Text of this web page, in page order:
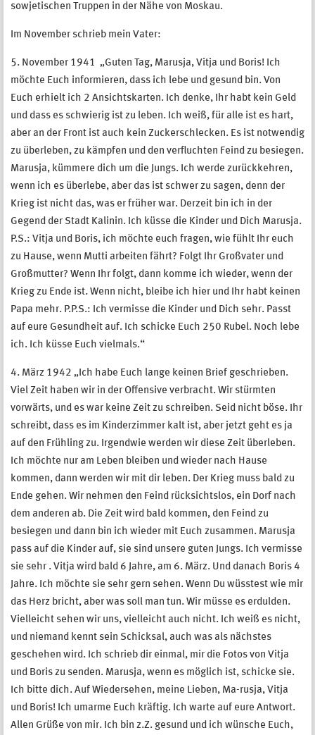
sowjetischen Truppen in der Nähe von Moskau.
Im November schrieb mein Vater:
5. November 1941 „Guten Tag, Marusja, Vitja und Boris! Ich
möchte Euch informieren, dass ich lebe und gesund bin. Von
Euch erhielt ich 2 Ansichtskarten. Ich denke, Ihr habt kein Geld
und dass es schwierig ist zu leben. Ich weiß, für alle ist es hart,
aber an der Front ist auch kein Zuckerschlecken. Es ist notwendig
zu überleben, zu kämpfen und den verfluchten Feind zu besiegen.
Marusja, kümmere dich um die Jungs. Ich werde zurückkehren,
wenn ich es überlebe, aber das ist schwer zu sagen, denn der
Krieg ist nicht das, was er früher war. Derzeit bin ich in der
Gegend der Stadt Kalinin. Ich küsse die Kinder und Dich Marusja.
P.S.: Vitja und Boris, ich möchte euch fragen, wie fühlt Ihr euch
zu Hause, wenn Mutti arbeiten fährt? Folgt Ihr Großvater und
Großmutter? Wenn Ihr folgt, dann komme ich wieder, wenn der
Krieg zu Ende ist. Wenn nicht, bleibe ich hier und Ihr habt keinen
Papa mehr. P.P.S.: Ich vermisse die Kinder und Dich sehr. Passt
auf eure Gesundheit auf. Ich schicke Euch 250 Rubel. Noch lebe
ich. Ich küsse Euch vielmals.“
4. März 1942 „Ich habe Euch lange keinen Brief geschrieben.
Viel Zeit haben wir in der Offensive verbracht. Wir stürmten
vorwärts, und es war keine Zeit zu schreiben. Seid nicht böse. Ihr
schreibt, dass es im Kinderzimmer kalt ist, aber jetzt geht es ja
auf den Frühling zu. Irgendwie werden wir diese Zeit überleben.
Ich möchte nur am Leben bleiben und wieder nach Hause
kommen, dann werden wir mit dir leben. Der Krieg muss bald zu
Ende gehen. Wir nehmen den Feind rücksichtslos, ein Dorf nach
dem anderen ab. Die Zeit wird bald kommen, den Feind zu
besiegen und dann bin ich wieder mit Euch zusammen. Marusja
pass auf die Kinder auf, sie sind unsere guten Jungs. Ich vermisse
sie sehr . Vitja wird bald 6 Jahre, am 6. März. Und danach Boris 4
Jahre. Ich möchte sie sehr gern sehen. Wenn Du wüsstest wie mir
das Herz bricht, aber was soll man tun. Wir müsse es erdulden.
Vielleicht sehen wir uns, vielleicht auch nicht. Ich weiß es nicht,
und niemand kennt sein Schicksal, auch was als nächstes
geschehen wird. Ich schrieb dir einmal, mir die Fotos von Vitja
und Boris zu senden. Marusja, wenn es möglich ist, schicke sie.
Ich bitte dich. Auf Wiedersehen, meine Lieben, Ma-rusja, Vitja
und Boris! Ich umarme Euch kräftig. Ich warte auf eure Antwort.
Allen Grüße von mir. Ich bin z.Z. gesund und ich wünsche Euch,